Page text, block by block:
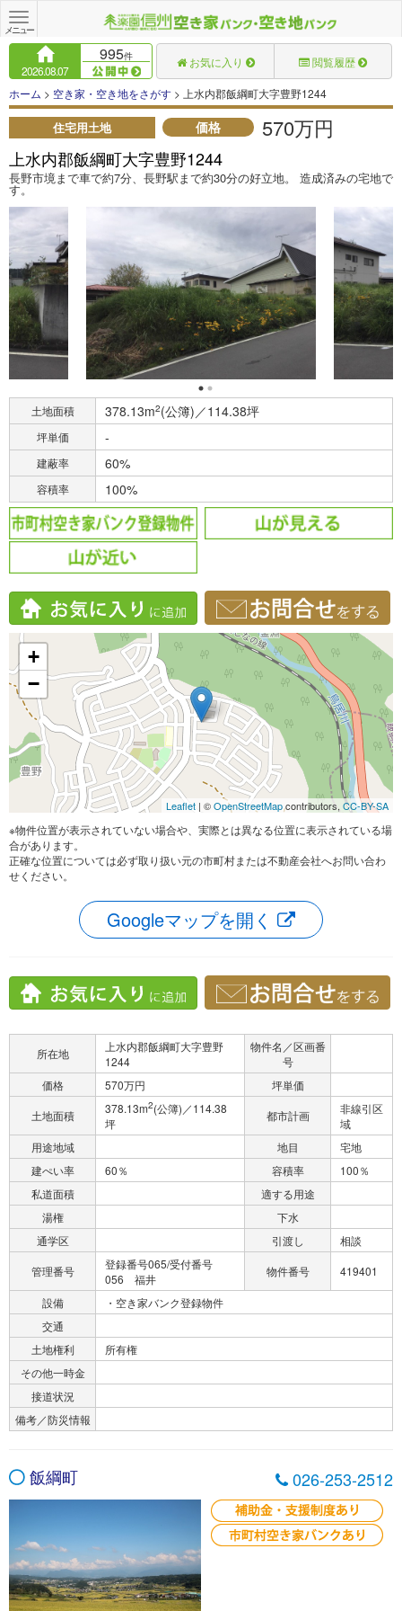
Toggle
navigation
メニュー
2026.08.07
995件 お気に入り 閲覧履歴
ホーム > 空き家・空き地をさがす > 上水内郡飯綱町大字豊野1244
住宅用土地 価格 570万円
上水内郡飯綱町大字豊野1244
長野市境まで車で約7分、長野駅まで約30分の好立地。 造成済みの宅地で
す。
土地面積 378.13m2(公簿)／114.38坪
坪単価 -
建蔽率 60%
容積率 100%
+
−
Leaflet | ©OpenStreetMapcontributors,CC-BY-SA
※物件位置が表示されていない場合や、実際とは異なる位置に表示されている場
合があります。
正確な位置については必ず取り扱い元の市町村または不動産会社へお問い合わ
せください。
Googleマップを開く
所在地
上水内郡飯綱町大字豊野
1244
物件名／区画番
号
価格
570万円
坪単価
土地面積
378.13m2(公簿)／114.38
坪
都市計画
非線引区
域
用途地域
地目
宅地
建ぺい率
60％ 容積率
100％
私道面積
適する用途
湯権
下水
通学区
引渡し
相談
管理番号
登録番号065/受付番号
056 福井
物件番号 419401
設備
・空き家バンク登録物件
交通
土地権利
所有権
その他一時金
接道状況
備考／防災情報
飯綱町 026-253-2512